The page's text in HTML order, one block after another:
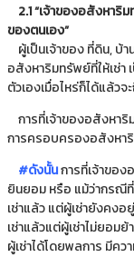
2.1 “เจ้าของอสังหา
ของตนเอง”
ผู้เป็นเจ้าของ ที่ดิน, บ้
อสังหาริมทรัพย์ที่ให้เช่า
ตัวเองเมื่อไหร่ก็ได้แล้ว
การที่เจ้าของอสังหาริ
การครอบครองอสังหา
#ดังนั้นการที่เจ้าของ
ยินยอม หรือ แม้ว่ากรณีที่
เช่าแล้ว แต่ผู้เช่ายังคง
เช่าแล้วแต่ผู้เช่าไม่ยอม
ผู้เช่าได้โดยพลการ มีคว